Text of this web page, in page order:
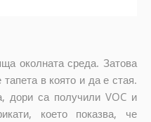
околната среда. Затова
в която и да е стая.
дори са получили VOC и
което показва, че